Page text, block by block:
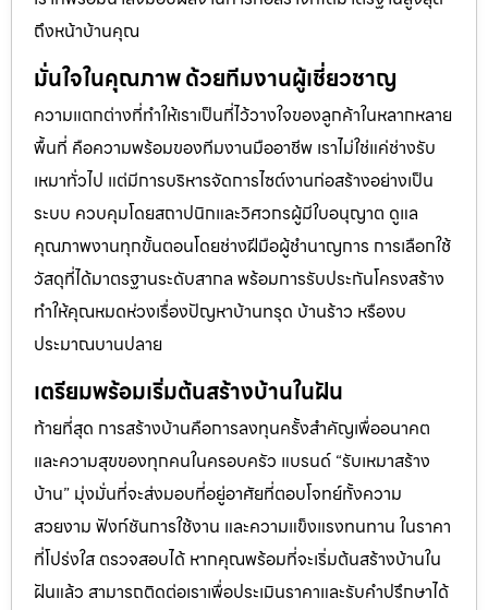
ถึงหน้าบ้านคุณ
มั่นใจในคุณภาพ ด้วยทีมงานผู้เชี่ยวชาญ
ความแตกต่างที่ทำให้เราเป็นที่ไว้วางใจของลูกค้าในหลากหลาย
พื้นที่ คือความพร้อมของทีมงานมืออาชีพ เราไม่ใช่แค่ช่างรับ
เหมาทั่วไป แต่มีการบริหารจัดการไซต์งานก่อสร้างอย่างเป็น
ระบบ ควบคุมโดยสถาปนิกและวิศวกรผู้มีใบอนุญาต ดูแล
คุณภาพงานทุกขั้นตอนโดยช่างฝีมือผู้ชำนาญการ การเลือกใช้
วัสดุที่ได้มาตรฐานระดับสากล พร้อมการรับประกันโครงสร้าง
ทำให้คุณหมดห่วงเรื่องปัญหาบ้านทรุด บ้านร้าว หรืองบ
ประมาณบานปลาย
เตรียมพร้อมเริ่มต้นสร้างบ้านในฝัน
ท้ายที่สุด การสร้างบ้านคือการลงทุนครั้งสำคัญเพื่ออนาคต
และความสุขของทุกคนในครอบครัว แบรนด์ “รับเหมาสร้าง
บ้าน” มุ่งมั่นที่จะส่งมอบที่อยู่อาศัยที่ตอบโจทย์ทั้งความ
สวยงาม ฟังก์ชันการใช้งาน และความแข็งแรงทนทาน ในราคา
ที่โปร่งใส ตรวจสอบได้ หากคุณพร้อมที่จะเริ่มต้นสร้างบ้านใน
ฝันแล้ว สามารถติดต่อเราเพื่อประเมินราคาและรับคำปรึกษาได้